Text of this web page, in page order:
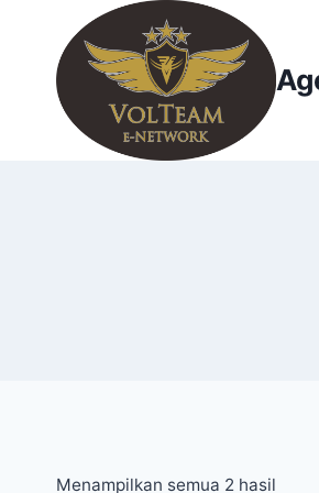
content
Menampilkan semua 2 hasil